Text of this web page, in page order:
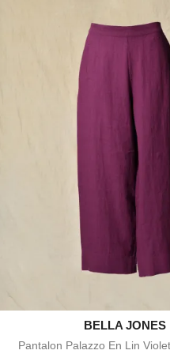
Aperçu rapide
BELLA JONES
Pantalon Palazzo En Lin